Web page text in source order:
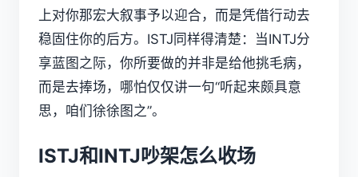
上对你那宏大叙事予以迎合，而是凭借行动去
稳固住你的后方。ISTJ同样得清楚：当INTJ分
享蓝图之际，你所要做的并非是给他挑毛病，
而是去捧场，哪怕仅仅讲一句“听起来颇具意
思，咱们徐徐图之”。
ISTJ和INTJ吵架怎么收场